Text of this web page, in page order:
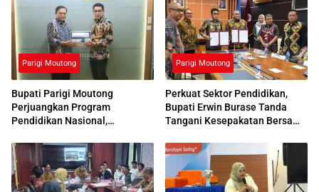
Parigi Moutong
Bupati Parigi Moutong
Perjuangkan Program
Pendidikan Nasional,
Respons Positif
Parigi Moutong
Perkuat Sektor Pendidikan,
Bupati Erwin Burase Tanda
Tangani Kesepakatan Bersama